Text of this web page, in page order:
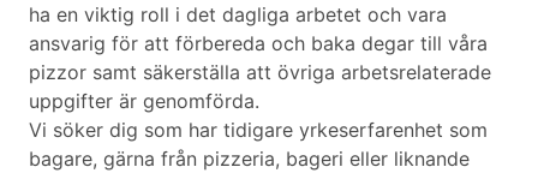
ha en viktig roll i det dagliga arbetet och vara
ansvarig för att förbereda och baka degar till våra
pizzor samt säkerställa att övriga arbetsrelaterade
uppgifter är genomförda.
Vi söker dig som har tidigare yrkeserfarenhet som
bagare, gärna från pizzeria, bageri eller liknande